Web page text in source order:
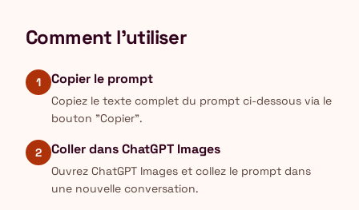
Comment l'utiliser
1 Copier le prompt
Copiez le texte complet du prompt ci-dessous via le
bouton "Copier".
2 Coller dans ChatGPT Images
Ouvrez ChatGPT Images et collez le prompt dans
une nouvelle conversation.